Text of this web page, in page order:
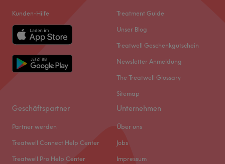
Kunden-Hilfe Treatment Guide
Unser Blog
Treatwell Geschenkgutschein
Newsletter Anmeldung
The Treatwell Glossary
Sitemap
Geschäftspartner
Partner werden
Treatwell Connect Help Center
Treatwell Pro Help Center
Unternehmen
Über uns
Jobs
Impressum